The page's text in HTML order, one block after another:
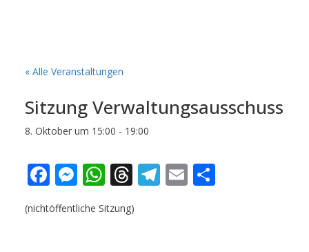
« Alle Veranstaltungen
Sit­zung Verwaltungsausschuss
8. Oktober um 15:00 - 19:00
F
ac
e
M
e
ss
W
at
T
re
T E
(nicht­öf­fent­li­che Sitzung)